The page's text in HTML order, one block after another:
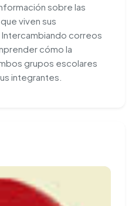
sobre las
viven sus
correos
cómo la
grupos escolares
integrantes.